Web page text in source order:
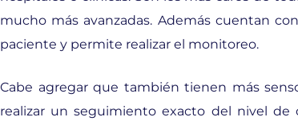
mucho más avanzadas. Además cuentan
paciente y permite realizar el monitoreo.
Cabe agregar que también tienen más
realizar un seguimiento exacto del nivel de